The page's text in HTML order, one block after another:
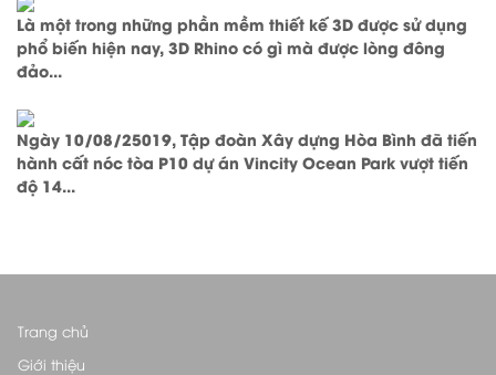
Là một trong những phần mềm thiết kế 3D được sử dụng
phổ biến hiện nay, 3D Rhino có gì mà được lòng đông
đảo...
Ngày 10/08/25019, Tập đoàn Xây dựng Hòa Bình đã tiến
hành cất nóc tòa P10 dự án Vincity Ocean Park vượt tiến
độ 14...
Trang chủ
Giới thiệu